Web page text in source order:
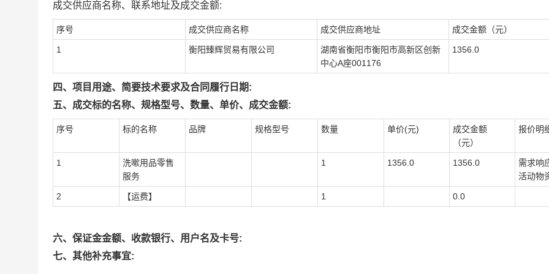
成交供应商名称、联系地址及成交金额:
序号 成交供应商名称 成交供应商地址 成交金额（元）
1 衡阳臻辉贸易有限公司
湖南省衡阳市衡阳市高新区创新
中心A座001176
1356.0
四、项目用途、简要技术要求及合同履行日期:
五、成交标的名称、规格型号、数量、单价、成交金额:
序号 标的名称 品牌 规格型号 数量 单价(元)
成交金额
（元）
报价明
1
洗嗽用品零售
服务
1 1356.0 1356.0
需求响
活动物
2 【运费】 1 0.0
六、保证金金额、收款银行、用户名及卡号:
七、其他补充事宜: